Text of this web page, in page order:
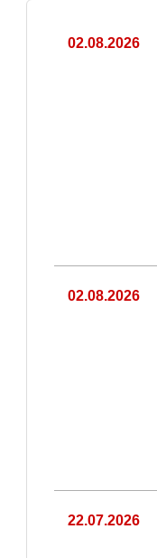
02.08.2026
02.08.2026
22.07.2026